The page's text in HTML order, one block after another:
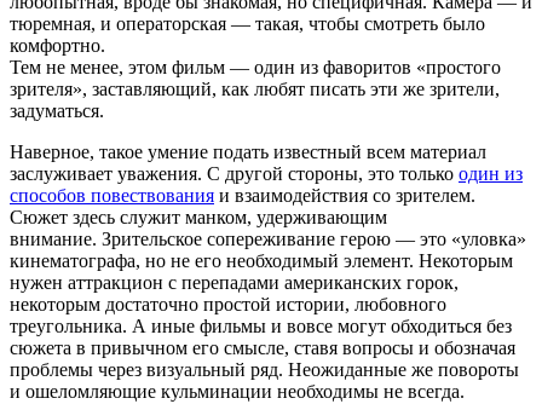
тюремная, и операторская — такая, чтобы смотреть было
комфортно.
Тем не менее, этом фильм — один из фаворитов «простого
зрителя», заставляющий, как любят писать эти же зрители,
задуматься.
Наверное, такое умение подать известный всем материал
заслуживает уважения. С другой стороны, это только один из
способов повествования и взаимодействия со зрителем.
Сюжет здесь служит манком, удерживающим
внимание. Зрительское сопереживание герою — это «уловка»
кинематографа, но не его необходимый элемент. Некоторым
нужен аттракцион с перепадами американских горок,
некоторым достаточно простой истории, любовного
треугольника. А иные фильмы и вовсе могут обходиться без
сюжета в привычном его смысле, ставя вопросы и обозначая
проблемы через визуальный ряд. Неожиданные же повороты
и ошеломляющие кульминации необходимы не всегда.